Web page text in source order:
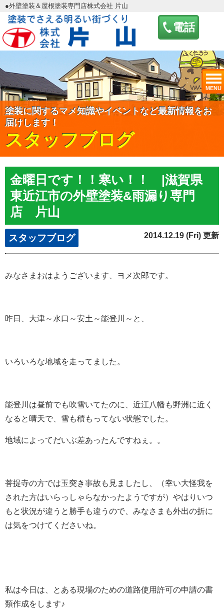
電話
MENU
●外壁塗装＆屋根塗装専門店株式会社 片山
塗装に関するマメ知識やイベントなど最新情報をお
届けします！
スタッフブログ
金曜日です！！寒い！！ |滋賀県
東近江市の外壁塗装&雨漏り専門
店 片山
スタッフブログ 2014.12.19 (Fri) 更新
みなさまおはようございます、ヨメ次郎です。
昨日、大津～水口～安土～能登川～と、
いろいろな地域を走ってました。
能登川は昼前でも吹雪いてたのに、近江八幡も野洲に近く
なると晴天で、雪も積もってない状態でした。
地域によってだいぶ差あったんですねぇ。。
菩提寺の方では玉突き事故も見ましたし、（幸い大怪我を
された方はいらっしゃらなかったようですが）やはりいつ
もと状況が違うと勝手も違うので、みなさまも外出の折に
は気をつけてくださいね。
私は今日は、とある現場のための道路使用許可の申請の書
類作成をします♪